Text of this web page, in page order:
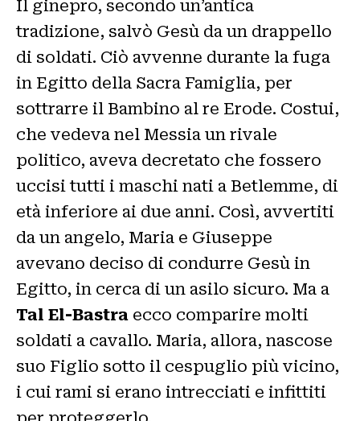
Il ginepro, secondo un’antica
tradizione, salvò Gesù da un drappello
di soldati. Ciò avvenne durante la fuga
in Egitto della Sacra Famiglia, per
sottrarre il Bambino al re Erode. Costui,
che vedeva nel Messia un rivale
politico, aveva decretato che fossero
uccisi tutti i maschi nati a Betlemme, di
età inferiore ai due anni. Così, avvertiti
da un angelo, Maria e Giuseppe
avevano deciso di condurre Gesù in
Egitto, in cerca di un asilo sicuro. Ma a
Tal El-Bastra ecco comparire molti
soldati a cavallo. Maria, allora, nascose
suo Figlio sotto il cespuglio più vicino,
i cui rami si erano intrecciati e infittiti